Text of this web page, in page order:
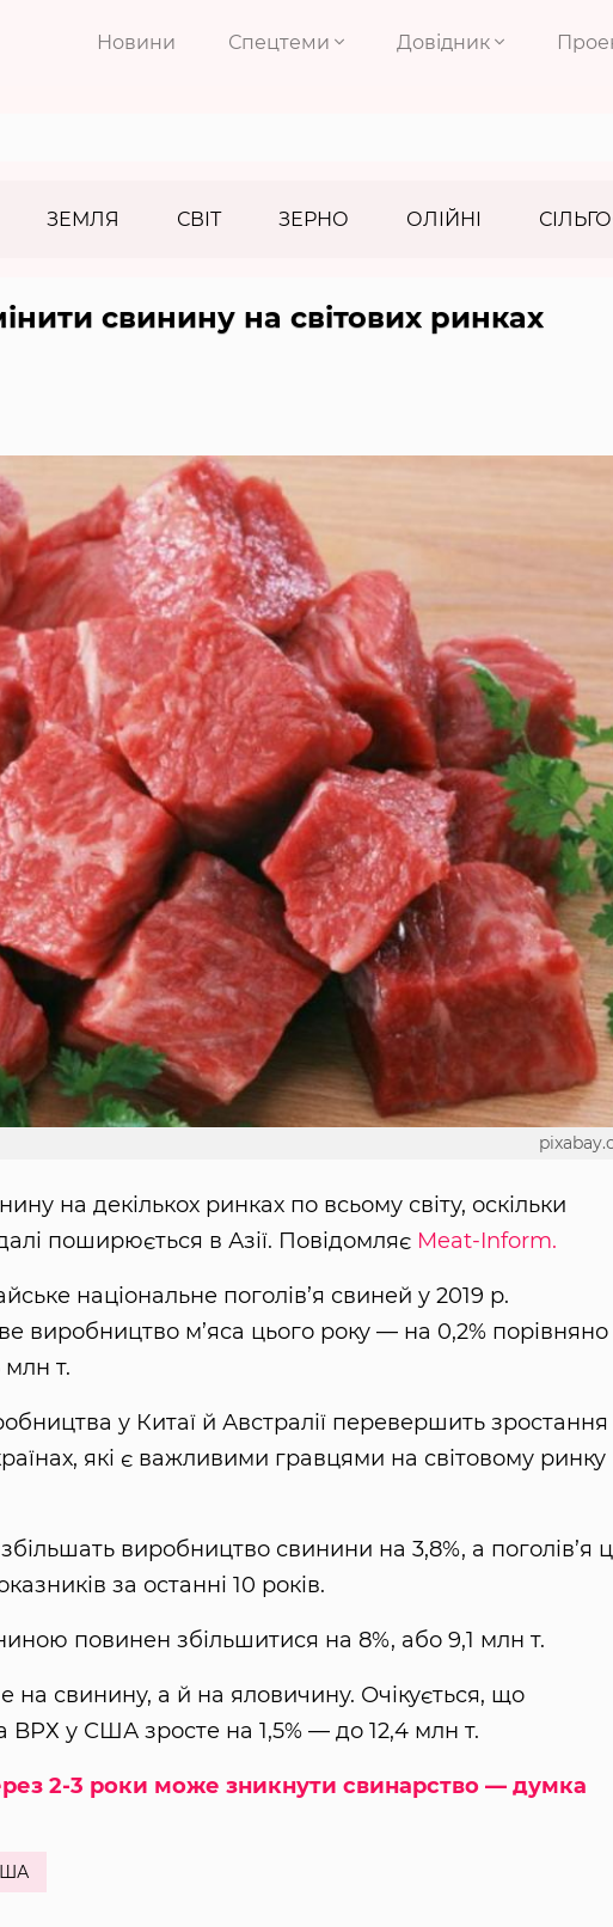
Новини Спецтеми Довідник
ЗЕМЛЯ СВІТ ЗЕРНО ОЛІЙНІ
свинину на світових ринках
на декількох ринках по всьому світу, оскільки
поширюється в Азії. Повідомляє Meat-Inform.
національне поголів’я свиней у 2019 р.
виробництво м’яса цього року — на 0,2% порівняно
т.
у Китаї й Австралії перевершить зростання
які є важливими гравцями на світовому ринку
виробництво свинини на 3,8%, а поголів’я
за останні 10 років.
повинен збільшитися на 8%, або 9,1 млн т.
на свинину, а й на яловичину. Очікується, що
ВРХ у США зросте на 1,5% — до 12,4 млн т.
2-3 роки може зникнути свинарство — думка